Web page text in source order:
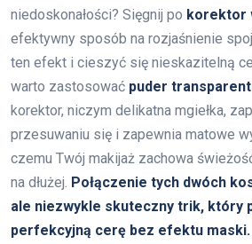
niedoskonałości? Sięgnij po korektor
efektywny sposób na rozjaśnienie
ten efekt i cieszyć się nieskazitelną
warto zastosować puder
korektor, niczym delikatna mgiełka,
przesuwaniu się i zapewnia matowe
czemu Twój makijaż zachowa
na dłużej. Połączenie tych dwóch
ale niezwykle skuteczny trik, który
perfekcyjną cerę bez efektu maski.